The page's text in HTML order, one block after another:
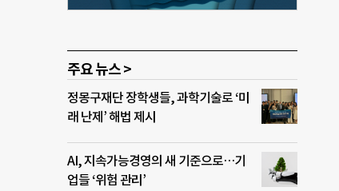
주요 뉴스 >
정몽구재단 장학생들, 과학기술로 ‘미
래 난제’ 해법 제시
AI, 지속가능경영의 새 기준으로…기
업들 ‘위험 관리’